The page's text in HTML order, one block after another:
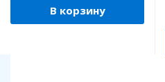
В корзину